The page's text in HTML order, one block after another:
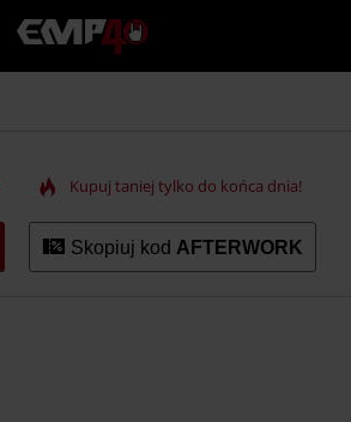
EMP
-
Merch
Seriali
Gier
Kupuj taniej tylko do końca dnia!
Skopiuj kod AFTERWORK